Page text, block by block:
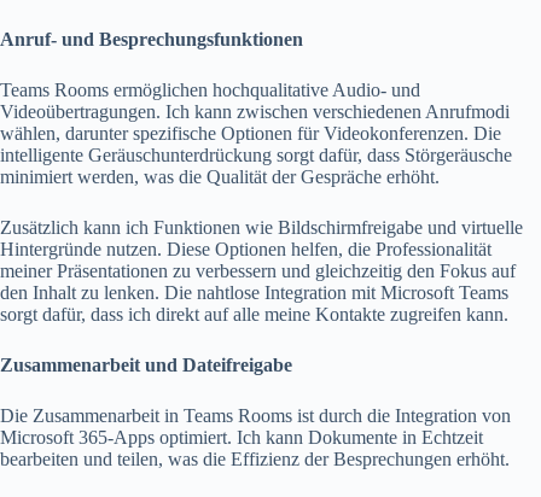
Anruf- und Besprechungsfunktionen
Teams Rooms ermöglichen hochqualitative Audio- und
Videoübertragungen. Ich kann zwischen verschiedenen Anrufmodi
wählen, darunter spezifische Optionen für Videokonferenzen. Die
intelligente Geräuschunterdrückung sorgt dafür, dass Störgeräusche
minimiert werden, was die Qualität der Gespräche erhöht.
Zusätzlich kann ich Funktionen wie Bildschirmfreigabe und virtuelle
Hintergründe nutzen. Diese Optionen helfen, die Professionalität
meiner Präsentationen zu verbessern und gleichzeitig den Fokus auf
den Inhalt zu lenken. Die nahtlose Integration mit Microsoft Teams
sorgt dafür, dass ich direkt auf alle meine Kontakte zugreifen kann.
Zusammenarbeit und Dateifreigabe
Die Zusammenarbeit in Teams Rooms ist durch die Integration von
Microsoft 365-Apps optimiert. Ich kann Dokumente in Echtzeit
bearbeiten und teilen, was die Effizienz der Besprechungen erhöht.